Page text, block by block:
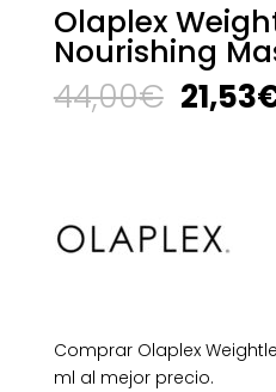
Olaplex
Nourishing
44,00€ El
precio
21,53
Comprar Olaplex
ml al mejor precio.